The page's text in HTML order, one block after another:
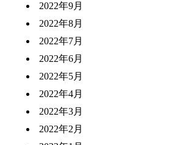
2022年9月
2022年8月
2022年7月
2022年6月
2022年5月
2022年4月
2022年3月
2022年2月